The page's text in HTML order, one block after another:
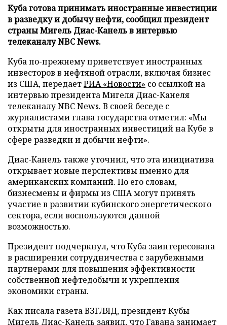
Куба готова принимать иностранные инвестиции
в разведку и добычу нефти, сообщил президент
страны Мигель Диас-Канель в интервью
телеканалу NBC News.
Куба по-прежнему приветствует иностранных
инвесторов в нефтяной отрасли, включая бизнес
из США, передаетРИА «Новости» со ссылкой на
интервью президента Мигеля Диас-Канеля
телеканалу NBC News. В своей беседе с
журналистами глава государства отметил: «Мы
открыты для иностранных инвестиций на Кубе в
сфере разведки и добычи нефти».
Диас-Канель также уточнил, что эта инициатива
открывает новые перспективы именно для
американских компаний. По его словам,
бизнесмены и фирмы из США могут принять
участие в развитии кубинского энергетического
сектора, если воспользуются данной
возможностью.
Президент подчеркнул, что Куба заинтересована
в расширении сотрудничества с зарубежными
партнерами для повышения эффективности
собственной нефтедобычи и укрепления
экономики страны.
Как писала газета ВЗГЛЯД, президент Кубы
Мигель Диас-Канель заявил, что Гавана занимает